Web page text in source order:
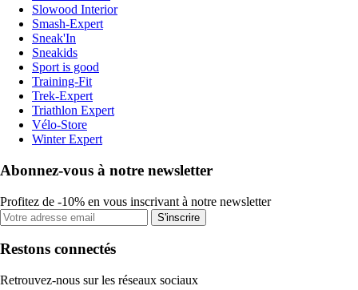
Slowood Interior
Smash-Expert
Sneak'In
Sneakids
Sport is good
Training-Fit
Trek-Expert
Triathlon Expert
Vélo-Store
Winter Expert
Abonnez-vous à notre newsletter
Profitez de -10% en vous inscrivant à notre newsletter
S'inscrire
Restons connectés
Retrouvez-nous sur les réseaux sociaux